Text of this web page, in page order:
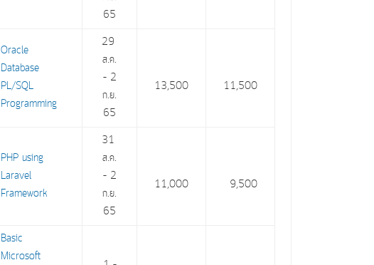
65
Oracle
Database
PL/SQL
Programming
29
ส.ค.
– 2
ก.ย.
65
13,500 11,500
PHP using
Laravel
Framework
31
ส.ค.
– 2
ก.ย.
65
11,000 9,500
Basic
Microsoft